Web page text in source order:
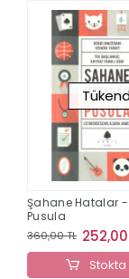
Şahane Hatalar -
Pusula
360,00 TL
Stokta